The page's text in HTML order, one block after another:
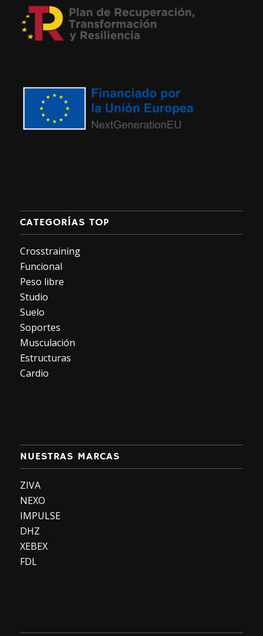
CATEGORÍAS TOP
Crosstraining
Funcional
Peso libre
Studio
Suelo
Soportes
Musculación
Estructuras
Cardio
NUESTRAS MARCAS
ZIVA
NEXO
IMPULSE
DHZ
XEBEX
FDL